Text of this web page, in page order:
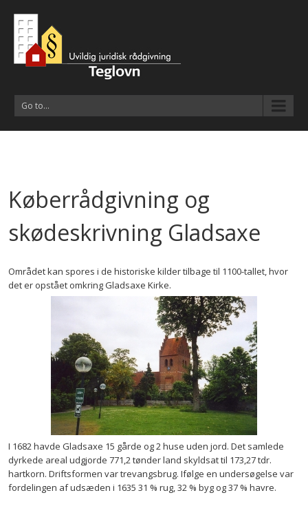
Go to...
Køberrådgivning og
skødeskrivning Gladsaxe
Området kan spores i de historiske kilder tilbage til 1100-tallet, hvor
det er opstået omkring Gladsaxe Kirke.
I 1682 havde Gladsaxe 15 gårde og 2 huse uden jord. Det samlede
dyrkede areal udgjorde 771,2 tønder land skyldsat til 173,27 tdr.
hartkorn. Driftsformen var trevangsbrug. Ifølge en undersøgelse var
fordelingen af udsæden i 1635 31 % rug, 32 % byg og 37 % havre.